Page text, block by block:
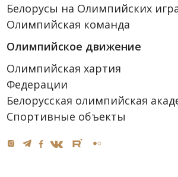
Белорусы на Олимпийских
Олимпийская команда
Олимпийское движение
Олимпийская хартия
Федерации
Белорусская олимпийская
Спортивные объекты